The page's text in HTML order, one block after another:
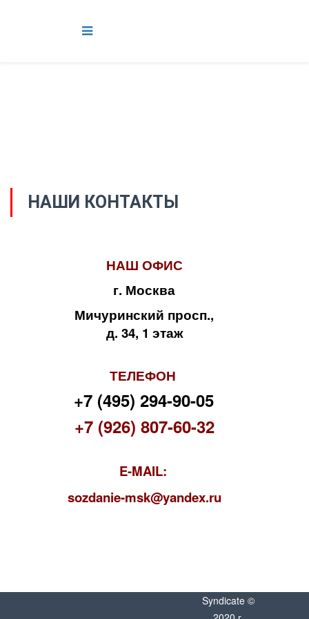
НАШИ КОНТАКТЫ
НАШ ОФИС
г. Москва
Мичуринский просп.,
д. 34, 1 этаж
ТЕЛЕФОН
+7 (495) 294-90-05
+7 (926) 807-60-32
E-MAIL:
sozdanie-msk@yandex.ru
Syndicate ©